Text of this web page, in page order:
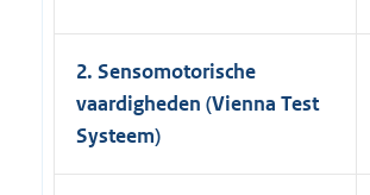
2. Sensomotorische
vaardigheden (Vienna Test
Systeem)